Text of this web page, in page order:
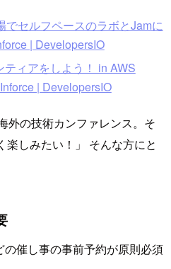
でセルフペースのラボとJamに
| DevelopersIO
ィアをしよう！ in AWS
| DevelopersIO
外の技術カンファレンス。そ
しみたい！」 そんな方にと
催し事の事前予約が原則必須